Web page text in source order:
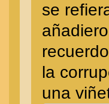
se
la
una